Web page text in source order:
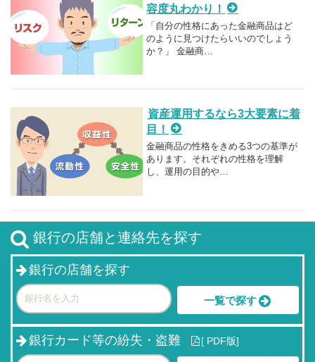
容度丸わかり！
「自分の性格にあった金融商品はど
のように見つけたらいいのでしょう
か？」 金融商…
資産運用するなら3大要素に着
目！
金融商品の性格をきめる3つの基準が
あります。それぞれの性格を理解
し、運用の目的や…
銀行の店舗と連絡先を探す
銀行の店舗を探す
一覧で探す
銀行カード等の紛失・盗難 [ PDF版]